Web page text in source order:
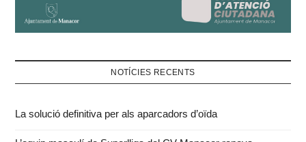
NOTÍCIES RECENTS
La solució definitiva per als aparcadors d’oïda